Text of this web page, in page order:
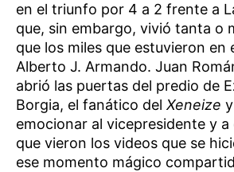
en el triunfo por 4 a 2 frente a
que, sin embargo, vivió tanta o
que los miles que estuvieron en
Alberto J. Armando. Juan
abrió las puertas del predio de
Borgia, el fanático del Xeneize
emocionar al vicepresidente y a
que vieron los videos que se
ese momento mágico